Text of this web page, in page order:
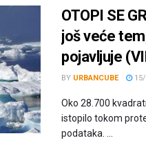
OTOPI SE
još veće
pojavljuje
BY URBANCUBE 15/
Oko 28.700
istopilo tokom
podataka. ...